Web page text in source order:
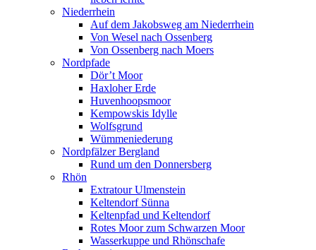
Niederrhein
Auf dem Jakobsweg am Niederrhein
Von Wesel nach Ossenberg
Von Ossenberg nach Moers
Nordpfade
Dör’t Moor
Haxloher Erde
Huvenhoopsmoor
Kempowskis Idylle
Wolfsgrund
Wümmeniederung
Nordpfälzer Bergland
Rund um den Donnersberg
Rhön
Extratour Ulmenstein
Keltendorf Sünna
Keltenpfad und Keltendorf
Rotes Moor zum Schwarzen Moor
Wasserkuppe und Rhönschafe